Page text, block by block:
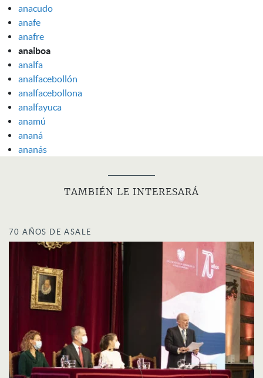
anacudo
anafe
anafre
anaiboa
analfa
analfacebollón
analfacebollona
analfayuca
anamú
ananá
ananás
TAMBIÉN LE INTERESARÁ
70 AÑOS DE ASALE